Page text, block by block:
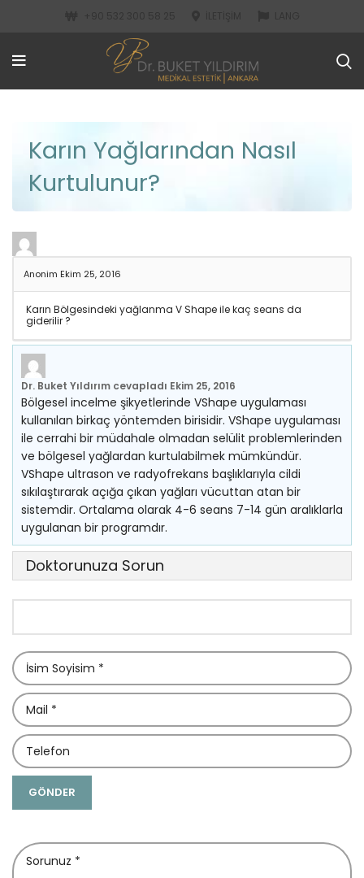
Karın Yağlarından Nasıl
Kurtulunur?
Anonim Ekim 25, 2016
Karın Bölgesindeki yağlanma V Shape ile kaç seans da
giderilir ?
Dr. Buket Yıldırım cevapladı Ekim 25, 2016
Bölgesel incelme şikyetlerinde VShape uygulaması
kullanılan birkaç yöntemden birisidir. VShape uygulaması
ile cerrahi bir müdahale olmadan selülit problemlerinden
ve bölgesel yağlardan kurtulabilmek mümkündür.
VShape ultrason ve radyofrekans başlıklarıyla cildi
sıkılaştırarak açığa çıkan yağları vücuttan atan bir
sistemdir. Ortalama olarak 4-6 seans 7-14 gün aralıklarla
uygulanan bir programdır.
Doktorunuza Sorun